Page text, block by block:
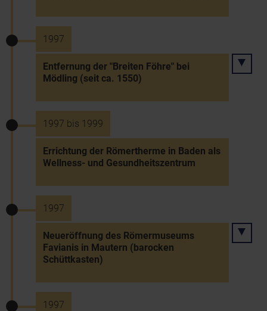
1997
Entfernung der "Breiten Föhre" bei
Mödling (seit ca. 1550)
1997 bis 1999
Errichtung der Römertherme in Baden als
Wellness- und Gesundheitszentrum
1997
Neueröffnung des Römermuseums
Favianis in Mautern (barocken
Schüttkasten)
1997